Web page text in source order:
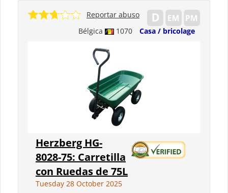
Bélgica 1070 Casa / bricolage
Reportar abuso
Herzberg HG-
8028-75: Carretilla
con Ruedas de 75L
Tuesday 28 October 2025